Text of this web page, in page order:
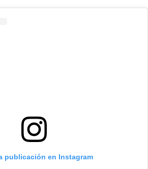
publicación en Instagram